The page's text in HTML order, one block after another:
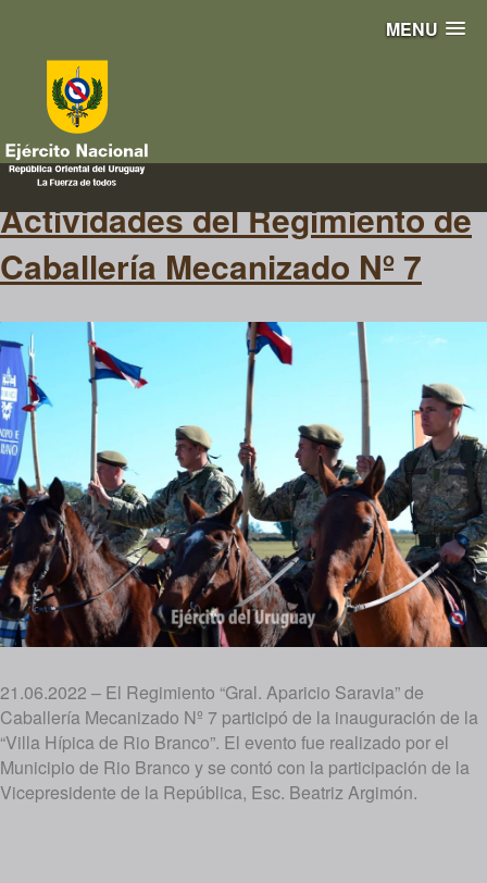
MENU
MountainBike
Actividades del Regimiento de
Caballería Mecanizado Nº 7
21.06.2022 – El Regimiento “Gral. Aparicio Saravia” de
Caballería Mecanizado Nº 7 participó de la inauguración de la
“Villa Hípica de Rio Branco”. El evento fue realizado por el
Municipio de Rio Branco y se contó con la participación de la
Vicepresidente de la República, Esc. Beatriz Argimón.